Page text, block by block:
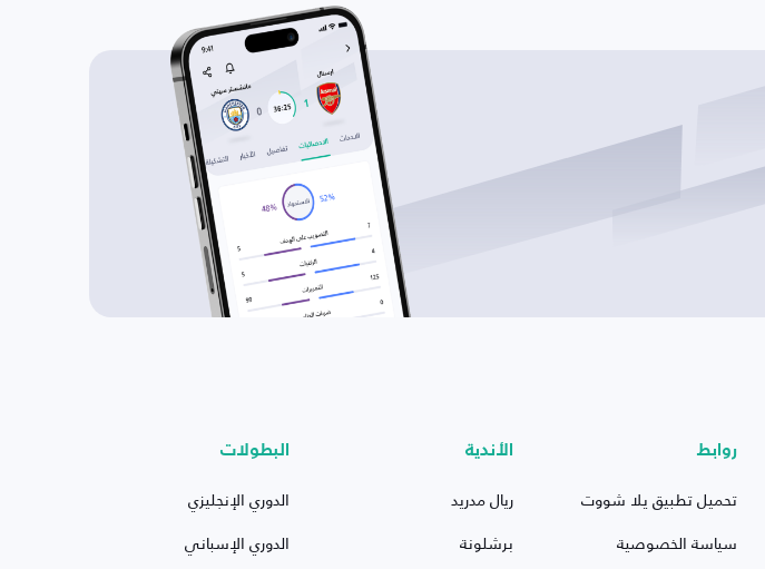
روابط
تحميل تطبيق يلا شووت
سياسة الخصوصية
الأندية
ريال مدريد
برشلونة
البطولات
الدوري الإنجليزي
الدوري الإسباني